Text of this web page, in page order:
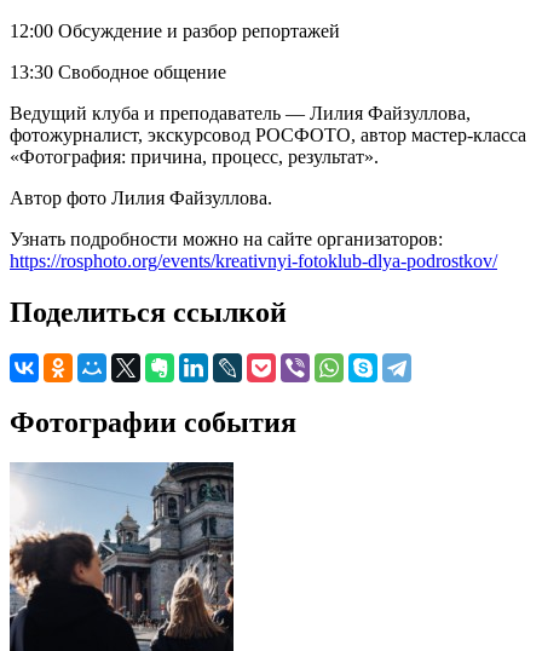
12:00 Обсуждение и разбор репортажей
13:30 Свободное общение
Ведущий клуба и преподаватель — Лилия Файзуллова,
фотожурналист, экскурсовод РОСФОТО, автор мастер-класса
«Фотография: причина, процесс, результат».
Автор фото Лилия Файзуллова.
Узнать подробности можно на сайте организаторов:
https://rosphoto.org/events/kreativnyi-fotoklub-dlya-podrostkov/
Поделиться ссылкой
Фотографии события